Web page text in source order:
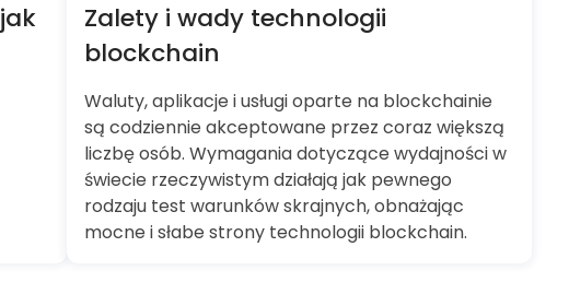
Zalety i wady technologii
blockchain
Waluty, aplikacje i usługi oparte na blockchainie
są codziennie akceptowane przez coraz większą
liczbę osób. Wymagania dotyczące wydajności w
świecie rzeczywistym działają jak pewnego
rodzaju test warunków skrajnych, obnażając
mocne i słabe strony technologii blockchain.